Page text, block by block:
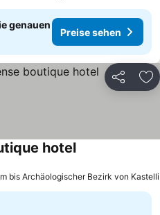
genauen
Preise sehen
Teilen
hotelPreise sehen
bis Archäologischer Bezirk von Kastelli